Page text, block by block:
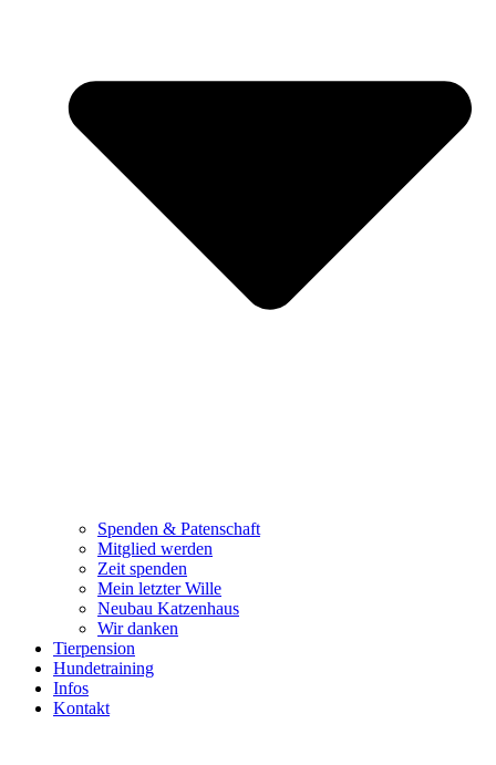
Spenden & Patenschaft
Mitglied werden
Zeit spenden
Mein letzter Wille
Neubau Katzenhaus
Wir danken
Tierpension
Hundetraining
Infos
Kontakt